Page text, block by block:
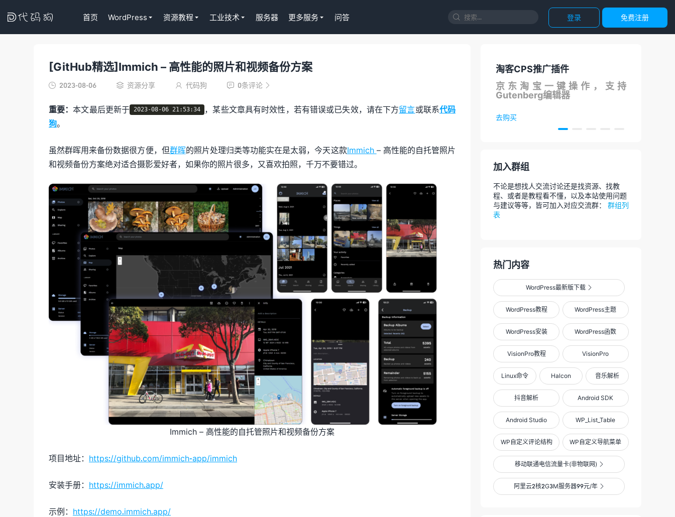
 登录 免费注册

首页 WordPress 资源教程 工业技术 服务器 更多服务 问答
[GitHub精选]Immich – 高性能的照片和视频备份方案
 2023-08-06  资源分享  代码狗  0条评论 
重要：本文最后更新于 2023-08-06 21:53:34 ，某些文章具有时效性，若有错误或已失效，请在下方留言或联系代码
狗。
虽然群晖用来备份数据很方便，但群晖的照片处理归类等功能实在是太弱，今天这款Immich – 高性能的自托管照片
和视频备份方案绝对适合摄影爱好者，如果你的照片很多，又喜欢拍照，千万不要错过。
Immich – 高性能的自托管照片和视频备份方案
项目地址： https://github.com/immich-app/immich
安装手册： https://immich.app/
示例： https://demo.immich.app/
淘客CPS推广插件
京东淘宝一键操作，支持
Gutenberg编辑器
去购买
加入群组
不论是想找人交流讨论还是找资源、找教
程、或者是教程看不懂，以及本站使用问题
与建议等等，皆可加入对应交流群： 群组列
表
热门内容
WordPress最新版下载 
WordPress教程 WordPress主题
WordPress安装 WordPress函数
VisionPro教程 VisionPro
Linux命令 Halcon 音乐解析
抖音解析 Android SDK
Android Studio WP_List_Table
WP自定义评论结构 WP自定义导航菜单
移动联通电信流量卡(非物联网) 
阿里云2核2G3M服务器99元/年 